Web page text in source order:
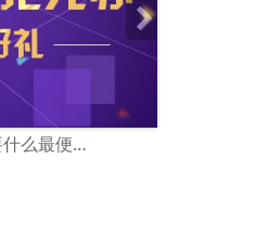
在成都如何申请400电话需要什么最便捷收费？